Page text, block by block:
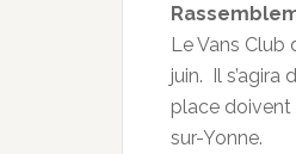
Le Vans Club
juin. Il
place doivent
sur-Yonne.